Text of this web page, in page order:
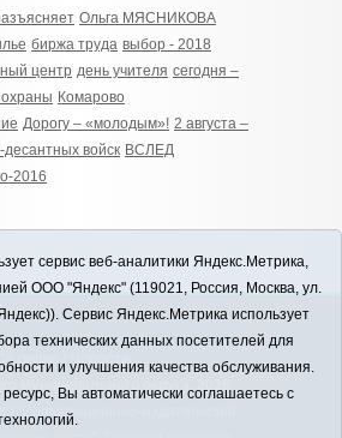
Ольга МЯСНИКОВА
биржа труда выбор - 2018
центр день учителя сегодня –
Комарово
Дорогу – «молодым»! 2 августа –
войск ВСЛЕД
2016
online / Новости
муниципального округа, 2026
"Информационно-издательский
сервис веб-аналитики Яндекс.Метрика,
ООО "Яндекс" (119021, Россия, Москва, ул.
Сервис Яндекс.Метрика использует
технических данных посетителей для
и улучшения качества обслуживания.
Вы автоматически соглашаетесь с